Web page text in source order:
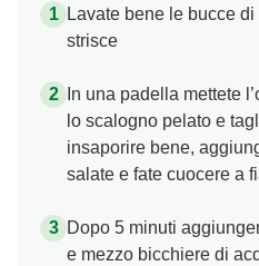
Lavate bene le bucce
strisce
In una padella mettete
lo scalogno pelato e
insaporire bene,
salate e fate cuocere a
Dopo 5 minuti
e mezzo bicchiere di